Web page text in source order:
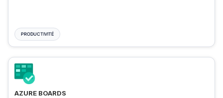
PRODUCTIVITÉ
AZURE BOARDS